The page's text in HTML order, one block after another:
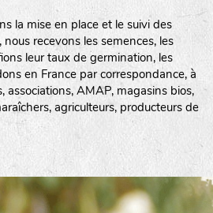
la mise en place et le suivi des
recevons les semences, les
leur taux de germination, les
en France par correspondance, à
associations, AMAP, magasins bios,
agriculteurs, producteurs de